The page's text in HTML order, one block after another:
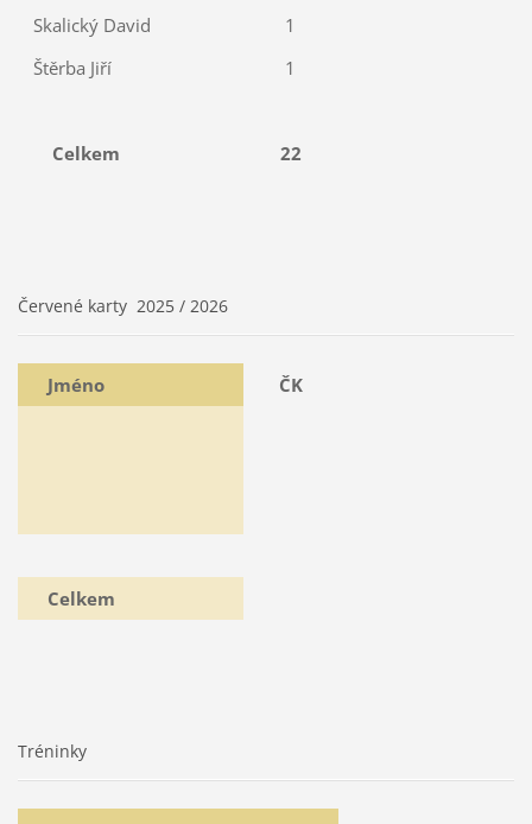
Skalický David
1
Štěrba Jiří
1
Celkem 22
Červené karty 2025 / 2026
Jméno ČK
Celkem
Tréninky